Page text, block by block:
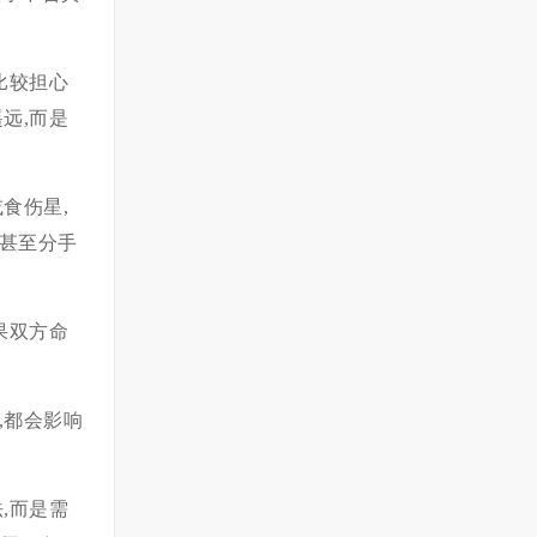
较担心
,而是
伤星,
至分手
双方命
会影响
而是需